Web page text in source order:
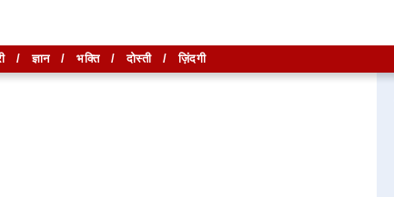
/ज्ञान/ भक्ति/दोस्ती/ज़िंदगी